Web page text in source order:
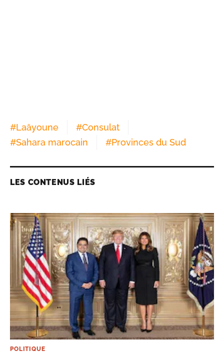
#Laâyoune #Consulat
#Sahara marocain #Provinces du Sud
LES CONTENUS LIÉS
POLITIQUE